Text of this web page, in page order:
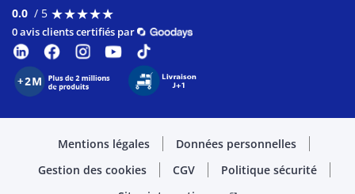
0.0 / 5 ★★★★★
★★★★★
0 avis clients certifiés par
Mentions légales
Données personnelles
Gestion des cookies
CGV
Politique sécurité